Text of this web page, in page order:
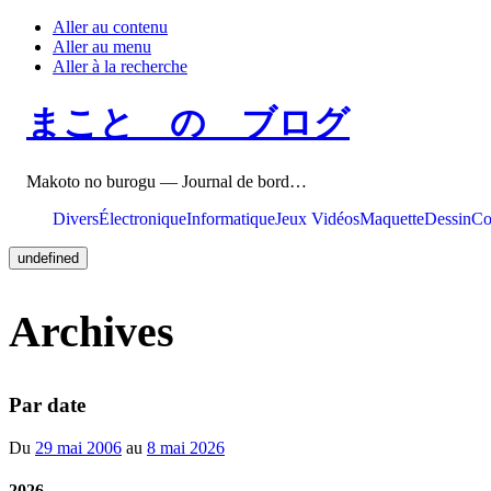
Aller au contenu
Aller au menu
Aller à la recherche
まこと の ブログ
Makoto no burogu — Journal de bord…
DiversÉlectroniqueInformatiqueJeux VidéosMaquetteDessin
undefined
Archives
Par date
Du 29 mai 2006 au 8 mai 2026